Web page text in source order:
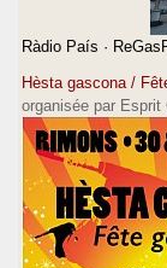
Ràdio País ·
Hèsta gascona /
organisée par Esprit